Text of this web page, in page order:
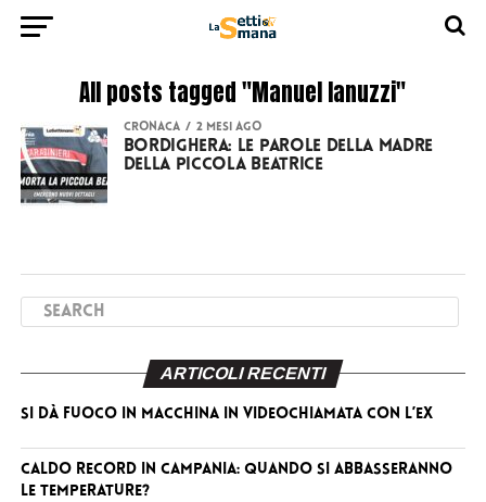
All posts tagged "Manuel Ianuzzi"
CRONACA 2 mesi ago
Bordighera: le parole della madre
della piccola Beatrice
ARTICOLI RECENTI
Si dà fuoco in macchina in videochiamata con l’ex
Caldo record in Campania: quando si abbasseranno
le temperature?